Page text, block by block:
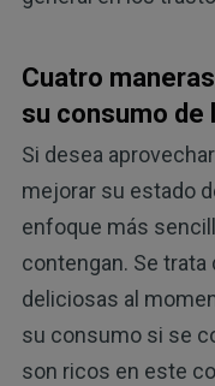
Cuatro
su consumo de
Si desea
mejorar su estado
enfoque más
contengan. Se
deliciosas al
su consumo si se
son ricos en este